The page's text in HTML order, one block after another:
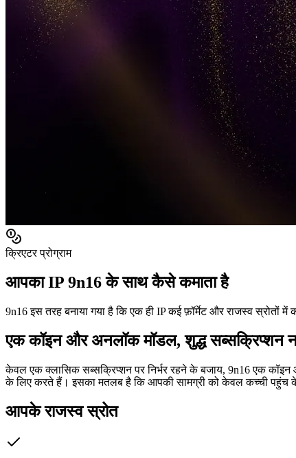
क्रिएटर प्रोग्राम
आपका IP 9n16 के साथ कैसे कमाता है
9n16 इस तरह बनाया गया है कि एक ही IP कई फ़ॉर्मेट और राजस्व
एक कॉइन और अनलॉक मॉडल, शुद्ध सब्सक्रिप्शन
केवल एक क्लासिक सब्सक्रिप्शन पर निर्भर रहने के बजाय, 9n16 एक कॉइन
के लिए करते हैं। इसका मतलब है कि आपकी सामग्री को केवल कच्ची पहुंच के
आपके राजस्व स्रोत